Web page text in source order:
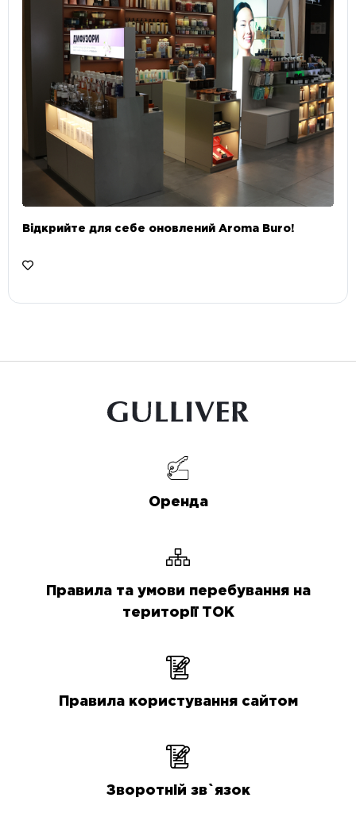
Відкрийте для себе оновлений Aroma Buro! ⠀
Оренда
Правила та умови перебування на
території ТОК
Правила користування сайтом
Зворотній зв`язок